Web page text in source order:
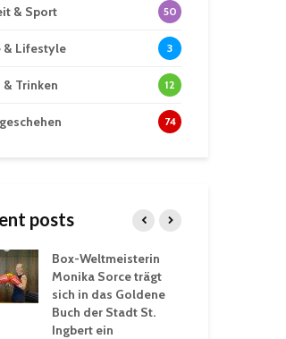
& Sport 50
& Lifestyle 3
& Trinken 12
74
posts
Box-Weltmeisterin
Monika Sorce trägt
sich in das Goldene
Buch der Stadt St.
Ingbert ein